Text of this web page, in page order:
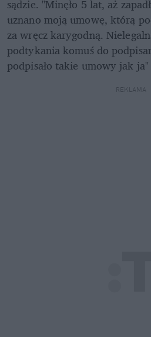
sądzie. "Minęło 5 lat, aż
uznano moją umowę, którą
za wręcz karygodną.
podtykania komuś do
podpisało takie umowy jak ja"
REKLAMA